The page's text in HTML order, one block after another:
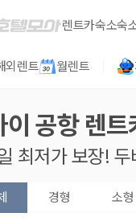
렌트카숙소숙
외렌트 월렌트
이 공항렌트
최저가 보장! 두
경형 소형